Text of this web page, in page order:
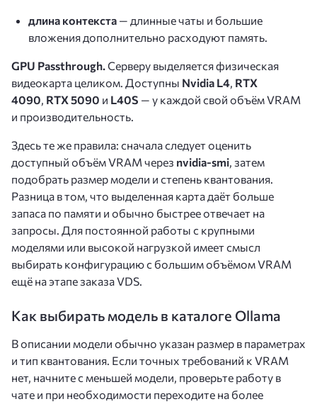
длина контекста — длинные чаты и большие
вложения дополнительно расходуют память.
GPU Passthrough.Серверу выделяется физическая
видеокарта целиком. Доступны Nvidia L4, RTX
4090, RTX 5090 и L40S — у каждой свой объём VRAM
и производительность.
Здесь те же правила: сначала следует оценить
доступный объём VRAM через nvidia-smi, затем
подобрать размер модели и степень квантования.
Разница в том, что выделенная карта даёт больше
запаса по памяти и обычно быстрее отвечает на
запросы. Для постоянной работы с крупными
моделями или высокой нагрузкой имеет смысл
выбирать конфигурацию с большим объёмом VRAM
ещё на этапе заказа VDS.
Как выбирать модель в каталоге Ollama
В описании модели обычно указан размер в параметрах
и тип квантования. Если точных требований к VRAM
нет, начните с меньшей модели, проверьте работу в
чате и при необходимости переходите на более